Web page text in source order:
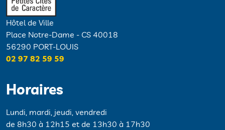
Hôtel de Ville
Place Notre-Dame - CS 40018
56290 PORT-LOUIS
02 97 82 59 59
Horaires
Lundi, mardi, jeudi, vendredi
de 8h30 à 12h15 et de 13h30 à 17h30